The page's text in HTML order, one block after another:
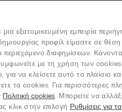
εξατομικευμένη εμπειρία
προφίλ είμαστε σε
περιεχόμενο διαφημίσεων.
με τη χρήση των
για να κλείσετε αυτό το πλαίσιο
τα cookies. Για περισσότερες
Πολιτική cookies. Μπορείτε να
κλικ στην επιλογή Ρυθμίσεις για